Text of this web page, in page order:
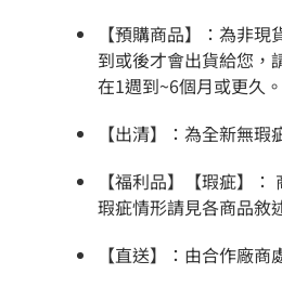
【預購商品】：為非現
到或後才會出貨給您，
在1週到~6個月或更久。
【出清】：為全新無瑕
【福利品】【瑕疵】
瑕疵情形請見各商品敘
【直送】：由合作廠商